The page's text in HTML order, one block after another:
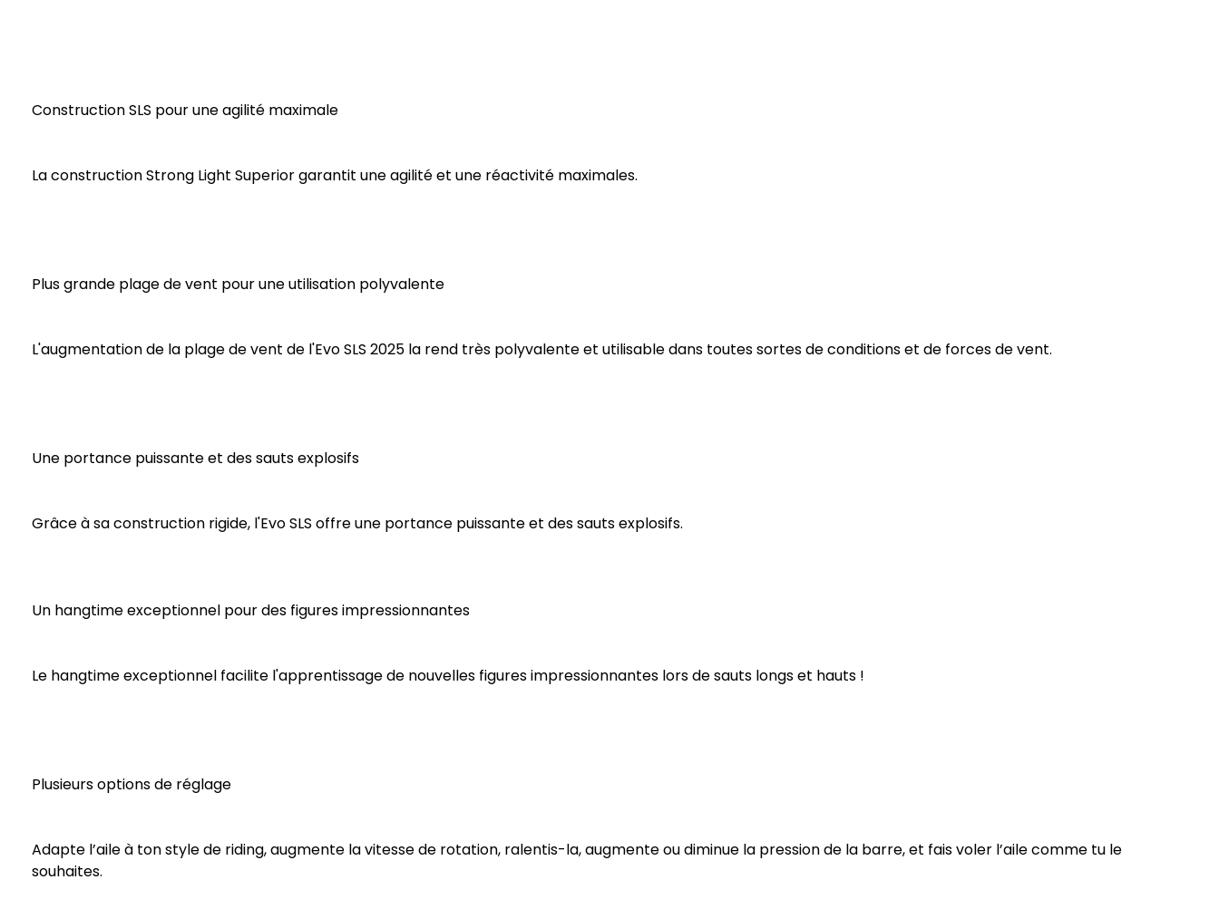
Construction SLS pour une agilité maximale
La construction Strong Light Superior garantit une agilité et une réactivité maximales.
Plus grande plage de vent pour une utilisation polyvalente
L'augmentation de la plage de vent de l'Evo SLS 2025 la rend très polyvalente et utilisable dans toutes sortes de conditions et de forces de vent.
Une portance puissante et des sauts explosifs
Grâce à sa construction rigide, l'Evo SLS offre une portance puissante et des sauts explosifs.
Un hangtime exceptionnel pour des figures impressionnantes
Le hangtime exceptionnel facilite l'apprentissage de nouvelles figures impressionnantes lors de sauts longs et hauts !
Plusieurs options de réglage
Adapte l’aile à ton style de riding, augmente la vitesse de rotation, ralentis-la, augmente ou diminue la pression de la barre, et fais voler l’aile comme tu le
souhaites.